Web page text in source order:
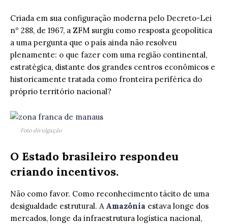
Criada em sua configuração moderna pelo Decreto-Lei
nº 288, de 1967, a ZFM surgiu como resposta geopolítica
a uma pergunta que o país ainda não resolveu
plenamente: o que fazer com uma região continental,
estratégica, distante dos grandes centros econômicos e
historicamente tratada como fronteira periférica do
próprio território nacional?
Foto divulgação
O Estado brasileiro respondeu
criando incentivos.
Não como favor. Como reconhecimento tácito de uma
desigualdade estrutural. A Amazônia estava longe dos
mercados, longe da infraestrutura logística nacional,